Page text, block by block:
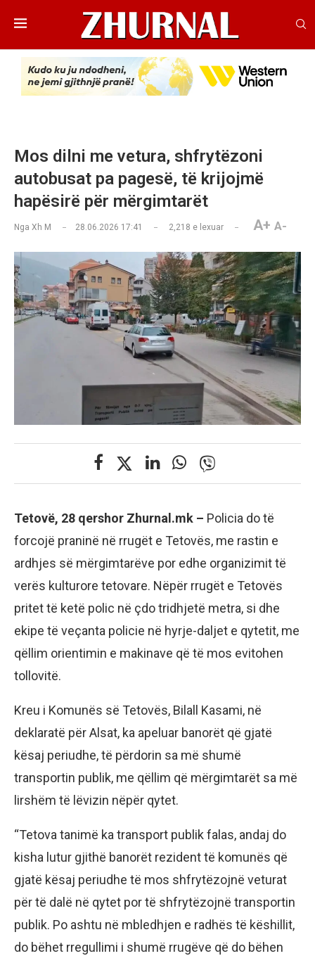
Mos dilni me vetura, shfrytëzoni
autobusat pa pagesë, të krijojmë
hapësirë për mërgimtarët
Nga Xh M 28.06.2026 17:41 2,218 e lexuar A+ A-
Tetovë, 28 qershor Zhurnal.mk – Policia do të
forcojë praninë në rrugët e Tetovës, me rastin e
ardhjes së mërgimtarëve por edhe organizimit të
verës kulturore tetovare. Nëpër rrugët e Tetovës
pritet të ketë polic në çdo tridhjetë metra, si dhe
ekipe të veçanta policie në hyrje-daljet e qytetit, me
qëllim orientimin e makinave që të mos evitohen
tollovitë.
Kreu i Komunës së Tetovës, Bilall Kasami, në
deklaratë për Alsat, ka apeluar banorët që gjatë
kësaj periudhe, të përdorin sa më shumë
transportin publik, me qëllim që mërgimtarët sa më
lirshëm të lëvizin nëpër qytet.
“Tetova tanimë ka transport publik falas, andaj do
kisha lutur gjithë banorët rezident të komunës që
gjatë kësaj periudhe të mos shfrytëzojnë veturat
për të dalë në qytet por të shfrytëzojnë transportin
publik. Po ashtu në mbledhjen e radhës të këshillit,
do bëhet rregullimi i shumë rrugëve që do bëhen